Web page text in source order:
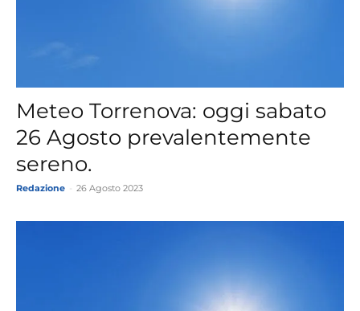
Meteo Torrenova: oggi sabato
26 Agosto prevalentemente
sereno.
Redazione 26 Agosto 2023